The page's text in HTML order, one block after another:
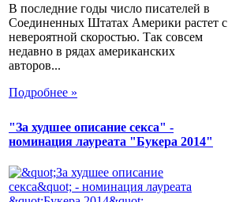
В последние годы число писателей в
Соединенных Штатах Америки растет с
невероятной скоростью. Так совсем
недавно в рядах американских
авторов...
Подробнее »
"За худшее описание секса" -
номинация лауреата "Букера 2014"